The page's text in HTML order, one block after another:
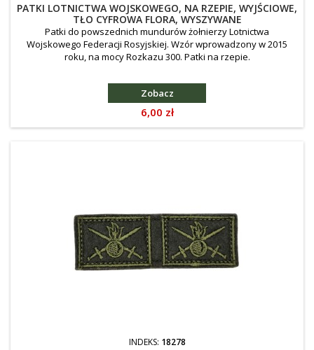
PATKI LOTNICTWA WOJSKOWEGO, NA RZEPIE, WYJŚCIOWE,
TŁO CYFROWA FLORA, WYSZYWANE
Patki do powszednich mundurów żołnierzy Lotnictwa
Wojskowego Federacji Rosyjskiej. Wzór wprowadzony w 2015
roku, na mocy Rozkazu 300. Patki na rzepie.
Zobacz
Cena
6,00 zł
INDEKS: 18278